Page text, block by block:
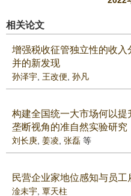
相关论文
增强税收征管独立性的收
并的新发现
孙泽宇 王改便 孙凡
构建全国统一大市场何以
垄断视角的准自然实验研究
刘长庚 姜凌 张磊 等
民营企业家地位感知与员工
淦未宇 覃天柱